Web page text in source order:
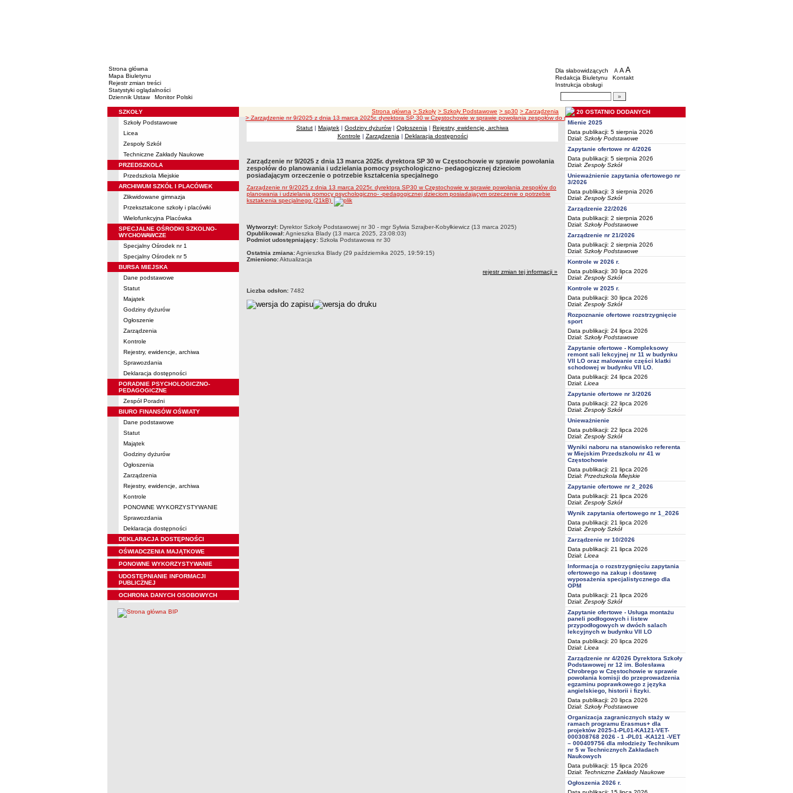
Strona główna
Mapa Biuletynu
Rejestr zmian treści
Statystyki oglądalności
Dziennik Ustaw
Monitor Polski
BIP - Oświata Częstochowa
Menu dodatkowe
Dla słabowidzących A pomniejsz czcionkę
A standardowy rozmiar czcionki
A
Redakcja Biuletynu
Kontakt
Instrukcja obsługi
Wyszukiwarka artykułów
Menu
SZKOŁY
Szkoły Podstawowe
Licea
Zespoły Szkół
Techniczne Zakłady Naukowe
PRZEDSZKOLA
Przedszkola Miejskie
ARCHIWUM SZKÓŁ I PLACÓWEK
Zlikwidowane gimnazja
Przekształcone szkoły i placówki
Wielofunkcyjna Placówka
SPECJALNE OŚRODKI SZKOLNO-
WYCHOWAWCZE
Specjalny Ośrodek nr 1
Specjalny Ośrodek nr 5
BURSA MIEJSKA
Dane podstawowe
Statut
Majątek
Godziny dyżurów
Ogłoszenie
Zarządzenia
Kontrole
Rejestry, ewidencje, archiwa
Sprawozdania
Deklaracja dostępności
PORADNIE PSYCHOLOGICZNO-
PEDAGOGICZNE
Zespół Poradni
BIURO FINANSÓW OŚWIATY
Dane podstawowe
Statut
Majątek
Godziny dyżurów
Ogłoszenia
Zarządzenia
Rejestry, ewidencje, archiwa
Kontrole
PONOWNE WYKORZYSTYWANIE
Sprawozdania
Deklaracja dostępności
DEKLARACJA DOSTĘPNOŚCI
OŚWIADCZENIA MAJĄTKOWE
PONOWNE WYKORZYSTYWANIE
UDOSTĘPNIANIE INFORMACJI
PUBLICZNEJ
OCHRONA DANYCH OSOBOWYCH
ścieżka nawigacji
Strona główna > Szkoły > Szkoły Podstawowe > sp30 > Zarządzenia
> Zarządzenie nr 9/2025 z dnia 13 marca 2025r. dyrektora SP 30 w Częstochowie w sprawie powołania zespołów do planowania i udzielania pomocy psychologiczno- pedagogicznej dzieciom
Statut | Majątek | Godziny dyżurów| Ogłoszenia | Rejestry, ewidencje, archiwa
Kontrole | Zarządzenia | Deklaracja dostępności
Zarządzenie nr 9/2025 z dnia 13 marca 2025r. dyrektora SP 30 w Częstochowie w sprawie powołania
zespołów do planowania i udzielania pomocy psychologiczno- pedagogicznej dzieciom
posiadającym orzeczenie o potrzebie kształcenia specjalnego
Zarządzenie nr 9/2025 z dnia 13 marca 2025r. dyrektora SP30 w Częstochowie w sprawie powołania zespołów do
planowania i udzielania pomocy psychologiczno- -pedagogicznej dzieciom posiadającym orzeczenie o potrzebie
kształcenia specjalnego (21kB)
metryczka
Wytworzył: Dyrektor Szkoły Podstawowej nr 30 - mgr Sylwia Szrajber-Kobyłkiewicz (13 marca 2025)
Opublikował:Agnieszka Blady (13 marca 2025, 23:08:03)
Podmiot udostępniający: Szkoła Podstawowa nr 30
Ostatnia zmiana:Agnieszka Blady (29 października 2025, 19:59:15)
Zmieniono:Aktualizacja
rejestr zmian tej informacji »
Liczba odsłon: 7482
20 OSTATNIO DODANYCH
Mienie 2025
Data publikacji: 5 sierpnia 2026
Dział: Szkoły Podstawowe
Zapytanie ofertowe nr 4/2026
Data publikacji: 5 sierpnia 2026
Dział: Zespoły Szkół
Unieważnienie zapytania ofertowego nr
3/2026
Data publikacji: 3 sierpnia 2026
Dział: Zespoły Szkół
Zarządzenie 22/2026
Data publikacji: 2 sierpnia 2026
Dział: Szkoły Podstawowe
Zarządzenie nr 21/2026
Data publikacji: 2 sierpnia 2026
Dział: Szkoły Podstawowe
Kontrole w 2026 r.
Data publikacji: 30 lipca 2026
Dział: Zespoły Szkół
Kontrole w 2025 r.
Data publikacji: 30 lipca 2026
Dział: Zespoły Szkół
Rozpoznanie ofertowe rozstrzygnięcie
sport
Data publikacji: 24 lipca 2026
Dział: Szkoły Podstawowe
Zapytanie ofertowe - Kompleksowy
remont sali lekcyjnej nr 11 w budynku
VII LO oraz malowanie części klatki
schodowej w budynku VII LO.
Data publikacji: 24 lipca 2026
Dział: Licea
Zapytanie ofertowe nr 3/2026
Data publikacji: 22 lipca 2026
Dział: Zespoły Szkół
Unieważnienie
Data publikacji: 22 lipca 2026
Dział: Zespoły Szkół
Wyniki naboru na stanowisko referenta
w Miejskim Przedszkolu nr 41 w
Częstochowie
Data publikacji: 21 lipca 2026
Dział: Przedszkola Miejskie
Zapytanie ofertowe nr 2_2026
Data publikacji: 21 lipca 2026
Dział: Zespoły Szkół
Wynik zapytania ofertowego nr 1_2026
Data publikacji: 21 lipca 2026
Dział: Zespoły Szkół
Zarządzenie nr 10/2026
Data publikacji: 21 lipca 2026
Dział: Licea
Informacja o rozstrzygnięciu zapytania
ofertowego na zakup i dostawę
wyposażenia specjalistycznego dla
OPM
Data publikacji: 21 lipca 2026
Dział: Zespoły Szkół
Zapytanie ofertowe - Usługa montażu
paneli podłogowych i listew
przypodłogowych w dwóch salach
lekcyjnych w budynku VII LO
Data publikacji: 20 lipca 2026
Dział: Licea
Zarządzenie nr 4/2026 Dyrektora Szkoły
Podstawowej nr 12 im. Bolesława
Chrobrego w Częstochowie w sprawie
powołania komisji do przeprowadzenia
egzaminu poprawkowego z języka
angielskiego, historii i fizyki.
Data publikacji: 20 lipca 2026
Dział: Szkoły Podstawowe
Organizacja zagranicznych staży w
ramach programu Erasmus+ dla
projektów 2025-1-PL01-KA121-VET-
000308768 2026 - 1 -PL01 -KA121 -VET
– 000409756 dla młodzieży Technikum
nr 5 w Technicznych Zakładach
Naukowych
Data publikacji: 15 lipca 2026
Dział: Techniczne Zakłady Naukowe
Ogłoszenia 2026 r.